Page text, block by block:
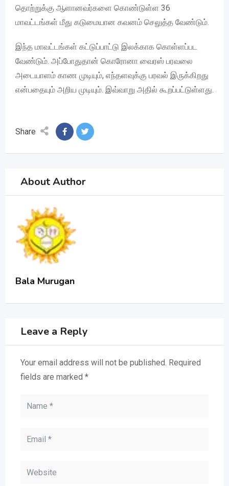
தொற்றுக்கு ஆளானவர்களை கொண்டுள்ள 36
மாவட்டங்கள் மீது கடுமையான கவனம் செலுத்த வேண்டும்.
இந்த மாவட்டங்கள் கட்டுப்பாட்டு இலக்காக கொள்ளப்பட
வேண்டும். அப்போதுதான் கொரோனா வைரஸ் பரவலை
அடையாளம் காண முடியும், எந்தளவுக்கு பரவல் இருக்கிறது
என்பதையும் அறிய முடியும். இவ்வாறு அதில் கூறப்பட்டுள்ளது.
Share
About Author
Bala Murugan
Leave a Reply
Your email address will not be published. Required
fields are marked *